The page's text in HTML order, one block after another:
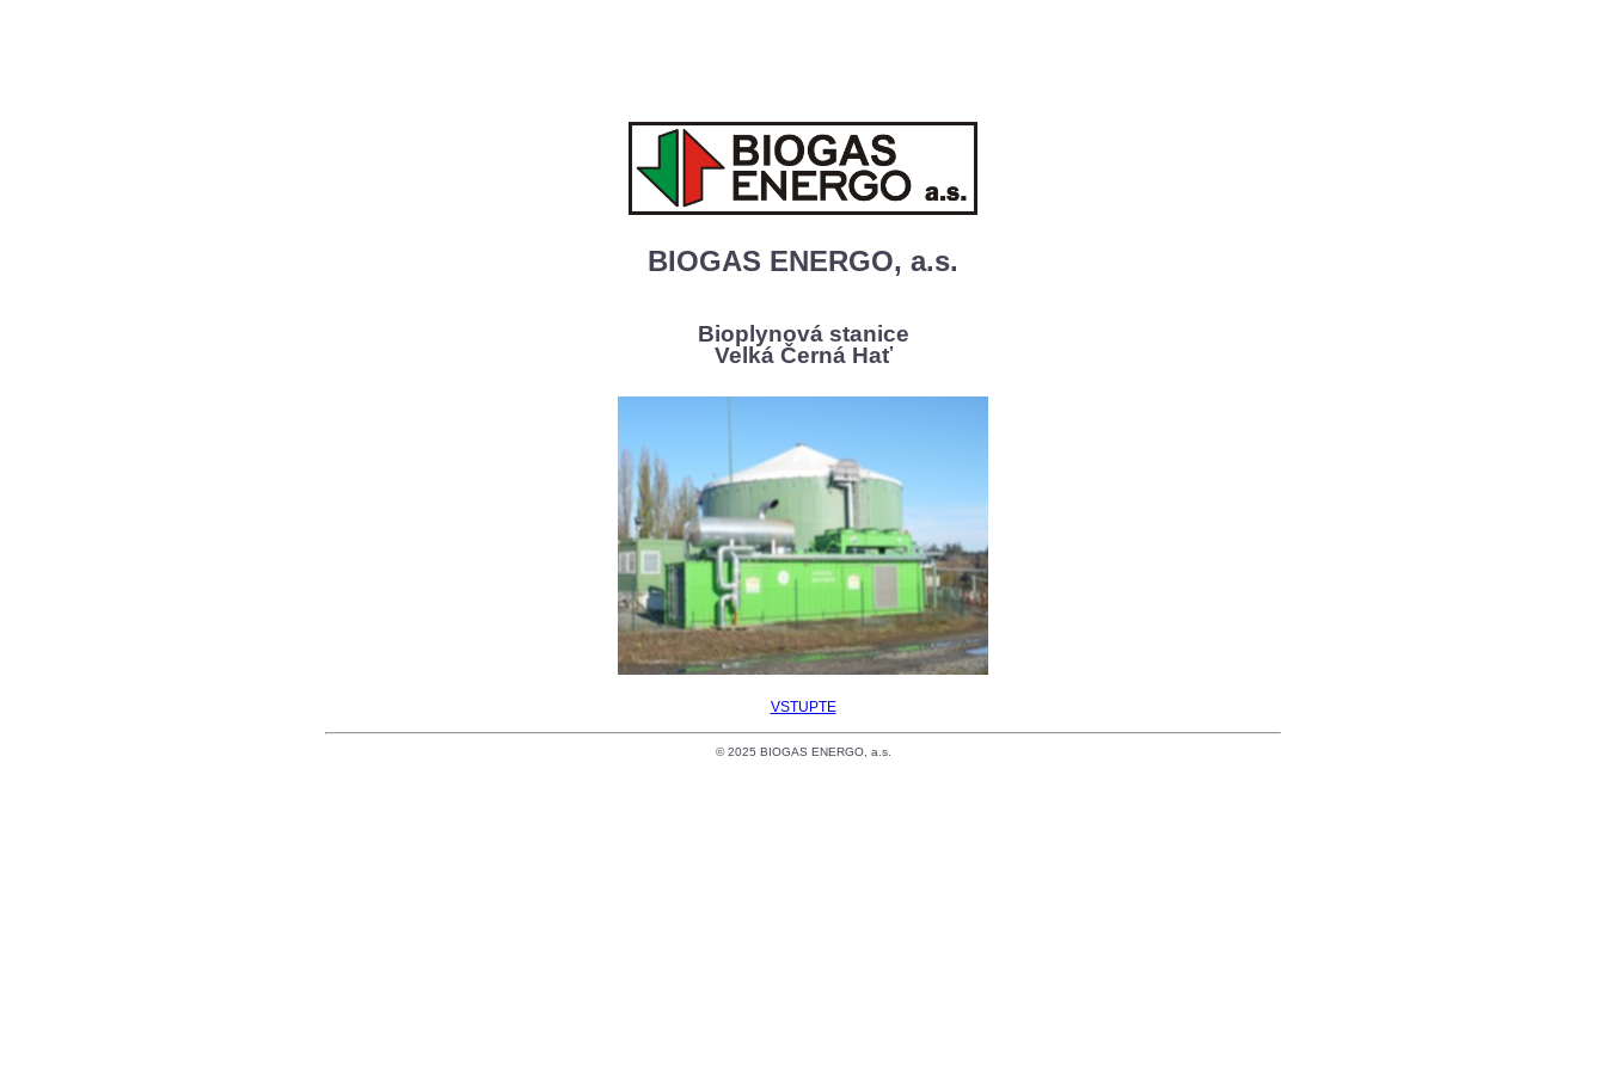
BIOGAS ENERGO, a.s.
Bioplynová stanice
Velká Černá Hať
VSTUPTE
© 2025 BIOGAS ENERGO, a.s.